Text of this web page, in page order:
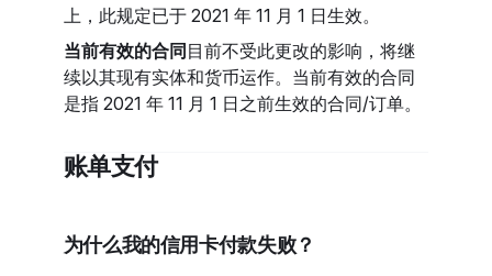
上，此规定已于 2021 年 11 月 1 日生效。
当前有效的合同 目前不受此更改的影响，将继
续以其现有实体和货币运作。当前有效的合同
是指 2021 年 11 月 1 日之前生效的合同/订单。
账单支付
为什么我的信用卡付款失败？